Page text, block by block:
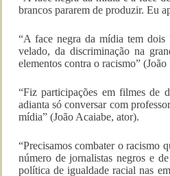
brancos pararem de produzir. Eu
“A face negra da mídia tem dois
velado, da discriminação na
elementos contra o racismo”
“Fiz participações em filmes de
adianta só conversar com
mídia” (João Acaiabe, ator).
“Precisamos combater o racismo
número de jornalistas negros e
política de igualdade racial nas